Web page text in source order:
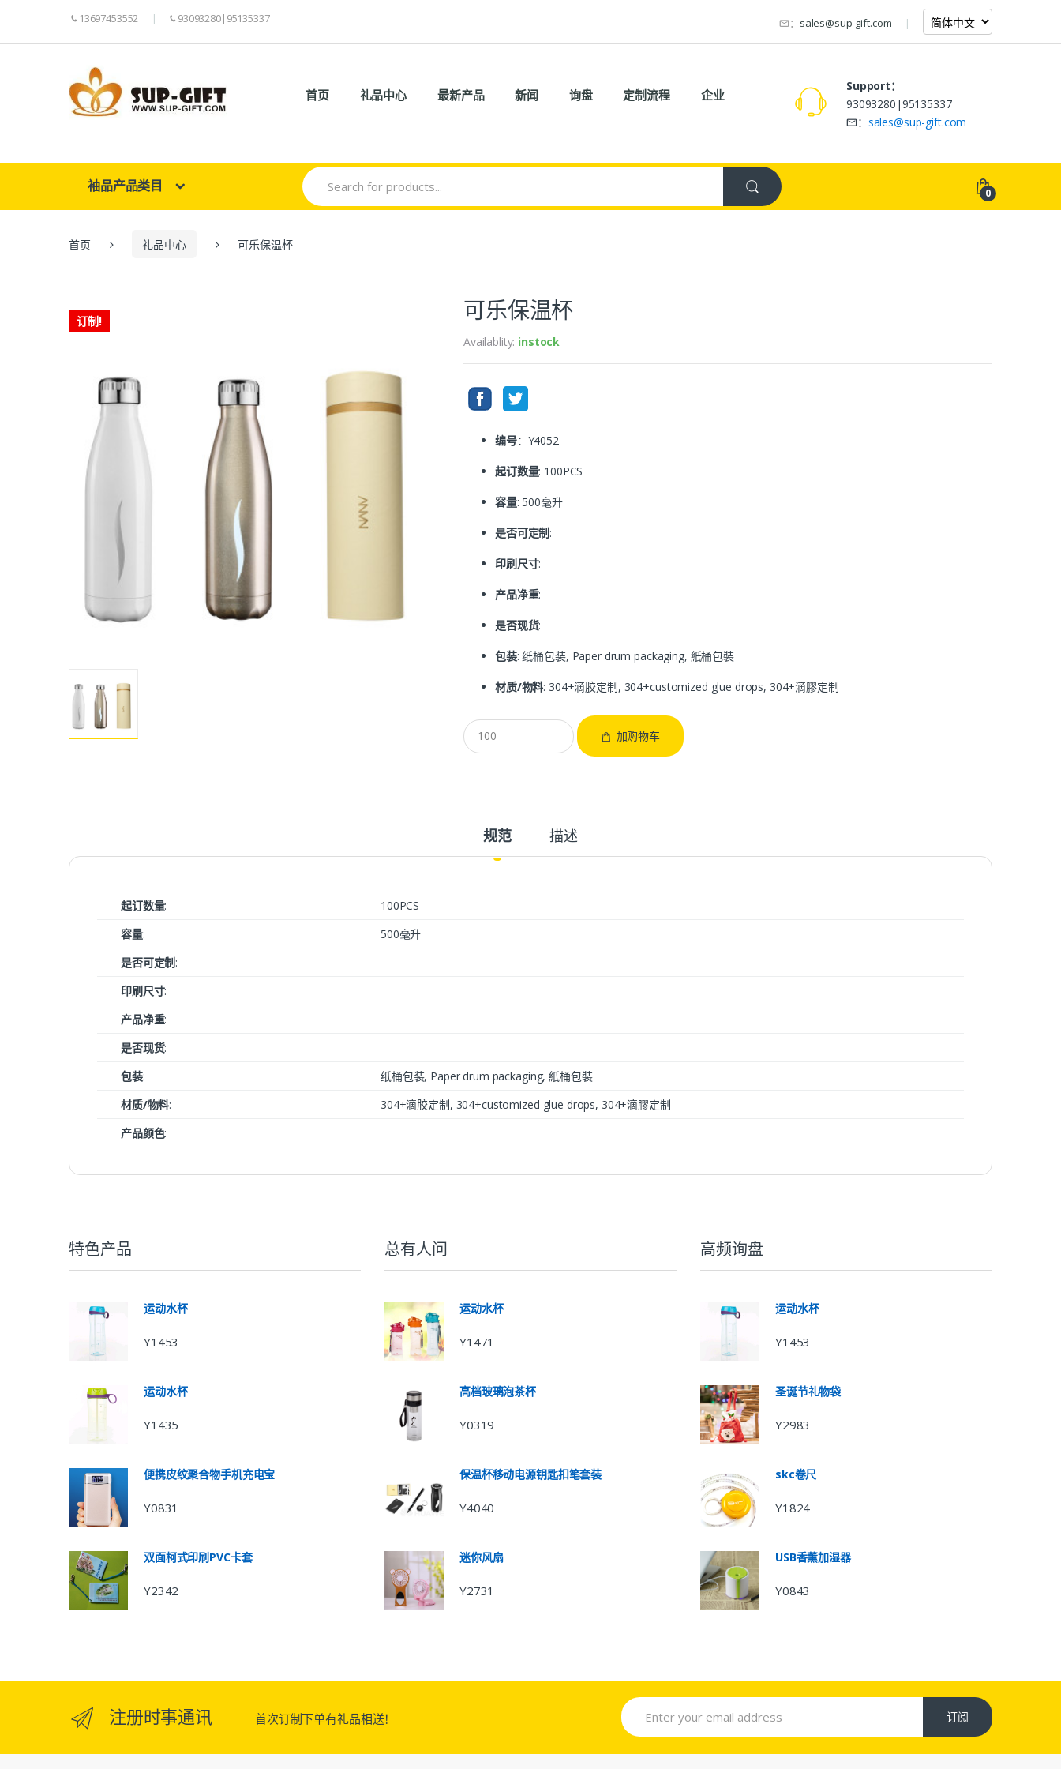
13697453552 93093280|95135337 ： sales@sup-gift.com
首页 礼品中心 最新产品 新闻 询盘 定制流程 企业
Support：
93093280|95135337
： sales@sup-gift.com
袖品产品类目
Search
for:
0
首页 礼品中心 可乐保温杯
订制! 可乐保温杯
Availablity: instock
编号：Y4052
起订数量: 100PCS
容量: 500毫升
是否可定制:
印刷尺寸:
产品净重:
是否现货:
包装: 纸桶包装, Paper drum packaging, 紙桶包裝
材质/物料: 304+滴胶定制, 304+customized glue drops, 304+滴膠定制
加购物车
规范 描述
起订数量:
100PCS
容量:
500毫升
是否可定制:
印刷尺寸:
产品净重:
是否现货:
包装:
纸桶包装, Paper drum packaging, 紙桶包裝
材质/物料:
304+滴胶定制, 304+customized glue drops, 304+滴膠定制
产品颜色:
特色产品
运动水杯
Y1453
运动水杯
Y1435
便携皮纹聚合物手机充电宝
Y0831
双面柯式印刷PVC卡套
Y2342
总有人问
运动水杯
Y1471
高档玻璃泡茶杯
Y0319
保温杯移动电源钥匙扣笔套装
Y4040
迷你风扇
Y2731
高频询盘
运动水杯
Y1453
圣诞节礼物袋
Y2983
skc卷尺
Y1824
USB香薰加湿器
Y0843
注册时事通讯 首次订制下单有礼品相送！ 订阅